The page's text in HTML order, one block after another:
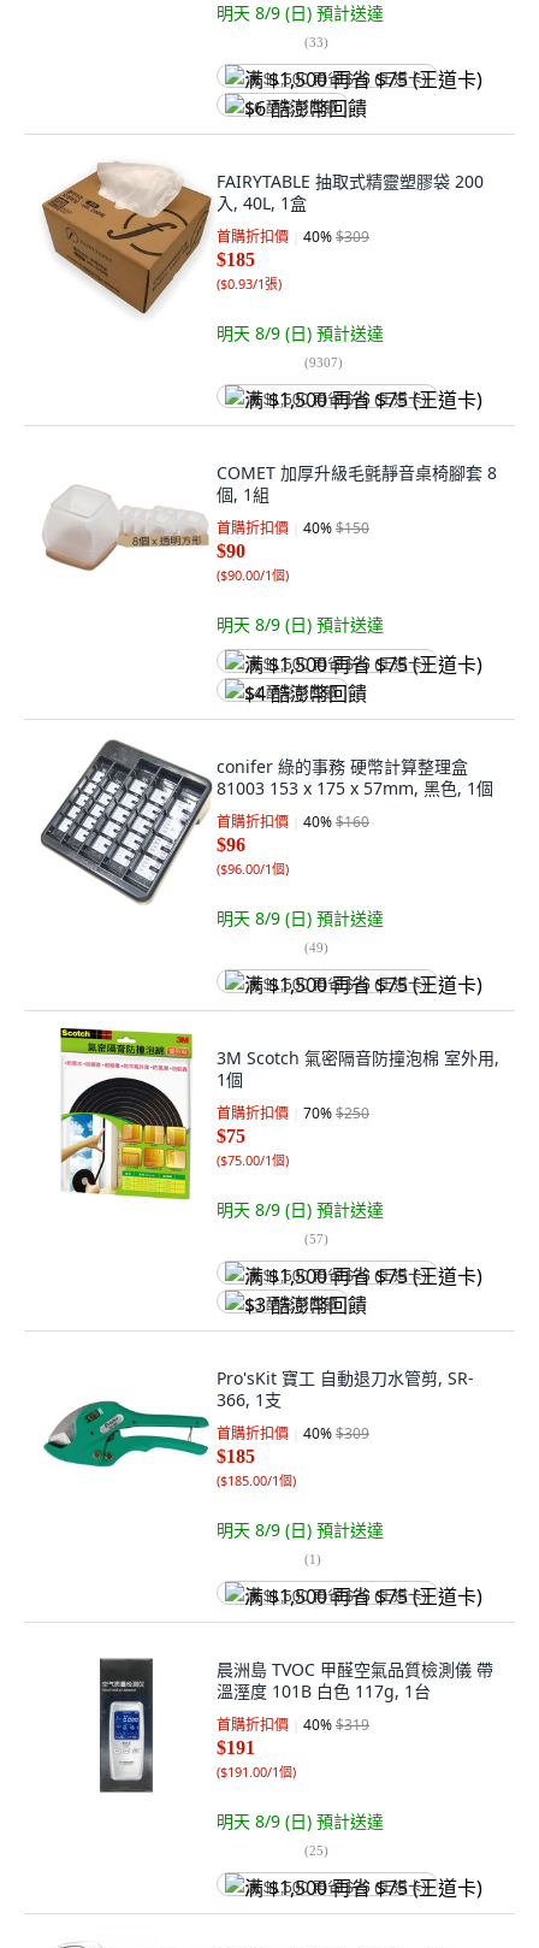
明天 8/9 (日) 預計送達
(33)
满 $1,500 再省 $75 (王道卡)
$6 酷澎幣回饋
FAIRYTABLE 抽取式精靈塑膠袋 200
入, 40L, 1盒
首購折扣價 40%$309
$185
($0.93/1張)
明天 8/9 (日) 預計送達
(9307)
满 $1,500 再省 $75 (王道卡)
COMET 加厚升級毛氈靜音桌椅腳套 8
個, 1組
首購折扣價 40%$150
$90
($90.00/1個)
明天 8/9 (日) 預計送達
满 $1,500 再省 $75 (王道卡)
$4 酷澎幣回饋
conifer 綠的事務 硬幣計算整理盒
81003 153 x 175 x 57mm, 黑色, 1個
首購折扣價 40%$160
$96
($96.00/1個)
明天 8/9 (日) 預計送達
(49)
满 $1,500 再省 $75 (王道卡)
3M Scotch 氣密隔音防撞泡棉 室外用,
1個
首購折扣價 70%$250
$75
($75.00/1個)
明天 8/9 (日) 預計送達
(57)
满 $1,500 再省 $75 (王道卡)
$3 酷澎幣回饋
Pro'sKit 寶工 自動退刀水管剪, SR-
366, 1支
首購折扣價 40%$309
$185
($185.00/1個)
明天 8/9 (日) 預計送達
(1)
满 $1,500 再省 $75 (王道卡)
晨洲島 TVOC 甲醛空氣品質檢測儀 帶
溫溼度 101B 白色 117g, 1台
首購折扣價 40%$319
$191
($191.00/1個)
明天 8/9 (日) 預計送達
(25)
满 $1,500 再省 $75 (王道卡)